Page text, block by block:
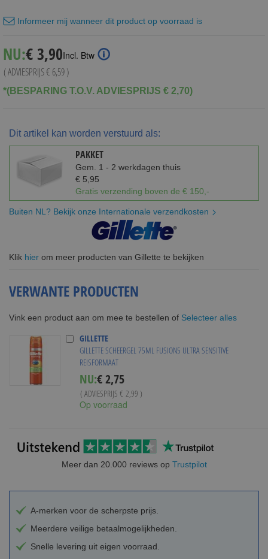
Informeer mij wanneer dit product op voorraad is
NU:Special
Price
€ 3,90Incl. Btw
( ADVIESPRIJS€ 6,59)
*(BESPARING T.O.V. ADVIESPRIJS € 2,70)
Dit artikel kan worden verstuurd als:
PAKKET
Gem. 1 - 2 werkdagen thuis
€ 5,95
Gratis verzending boven de € 150,-
Buiten NL? Bekijk onze Internationale verzendkosten
Klik hier om meer producten van Gillette te bekijken
VERWANTE PRODUCTEN
Vink een product aan om mee te bestellen of Selecteer alles
GILLETTE
GILLETTE SCHEERGEL 75ML FUSION5 ULTRA SENSITIVE
REISFORMAAT
NU:Special
Price
€ 2,75
( ADVIESPRIJS € 2,99 )
Op voorraad
Meer dan 20.000 reviews op Trustpilot
A-merken voor de scherpste prijs.
Meerdere veilige betaalmogelijkheden.
Snelle levering uit eigen voorraad.